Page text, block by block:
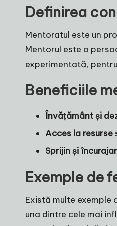
Definirea
Mentoratul este un
Mentorul este o
experimentată,
Beneficiile
Învățământ și
Acces la
Sprijin și
Exemple de
Există multe
una dintre cele mai